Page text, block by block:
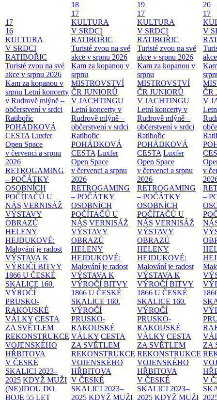
17
16
KULTURA
V SRDCI
RATIBOŘIC
Turisté zvou na své
akce v srpnu 2026
Kam za kopanou v
srpnu Letní koncerty
v Rudrově mlýně –
občerstvení v srdci
Ratibořic
POHÁDKOVÁ
CESTA Luxfer
Open Space
v červenci a srpnu
2026
RETROGAMING
– POČÁTKY
OSOBNÍCH
POČÍTAČŮ U
NÁS VERNISÁŽ
VÝSTAVY
OBRAZŮ
HELENY
HEJDUKOVÉ:
Malování je radost
VÝSTAVA K
VÝROČÍ BITVY
1866 U ČESKÉ
SKALICE 160.
VÝROČÍ
PRUSKO-
RAKOUSKÉ
VÁLKY CESTA
ZA SVĚTLEM
REKONSTRUKCE
VOJENSKÉHO
HŘBITOVA
V ČESKÉ
SKALICI 2023–
2025 KDYŽ MUŽI
(NE)JDOU DO
BOJE 55 LET
18
17
KULTURA
V SRDCI
RATIBOŘIC
Turisté zvou na své
akce v srpnu 2026
Kam za kopanou v
srpnu
MISTROVSTVÍ
ČR JUNIORŮ
V JACHTINGU
Letní koncerty v
Rudrově mlýně –
občerstvení v srdci
Ratibořic
POHÁDKOVÁ
CESTA Luxfer
Open Space
v červenci a srpnu
2026
RETROGAMING
– POČÁTKY
OSOBNÍCH
POČÍTAČŮ U
NÁS VERNISÁŽ
VÝSTAVY
OBRAZŮ
HELENY
HEJDUKOVÉ:
Malování je radost
VÝSTAVA K
VÝROČÍ BITVY
1866 U ČESKÉ
SKALICE 160.
VÝROČÍ
PRUSKO-
RAKOUSKÉ
VÁLKY CESTA
ZA SVĚTLEM
REKONSTRUKCE
VOJENSKÉHO
HŘBITOVA
V ČESKÉ
SKALICI 2023–
2025 KDYŽ MUŽI
19
17
KULTURA
V SRDCI
RATIBOŘIC
Turisté zvou na své
akce v srpnu 2026
Kam za kopanou v
srpnu
MISTROVSTVÍ
ČR JUNIORŮ
V JACHTINGU
Letní koncerty v
Rudrově mlýně –
občerstvení v srdci
Ratibořic
POHÁDKOVÁ
CESTA Luxfer
Open Space
v červenci a srpnu
2026
RETROGAMING
– POČÁTKY
OSOBNÍCH
POČÍTAČŮ U
NÁS VERNISÁŽ
VÝSTAVY
OBRAZŮ
HELENY
HEJDUKOVÉ:
Malování je radost
VÝSTAVA K
VÝROČÍ BITVY
1866 U ČESKÉ
SKALICE 160.
VÝROČÍ
PRUSKO-
RAKOUSKÉ
VÁLKY CESTA
ZA SVĚTLEM
REKONSTRUKCE
VOJENSKÉHO
HŘBITOVA
V ČESKÉ
SKALICI 2023–
2025 KDYŽ MUŽI
20
17
V
ČR
V
v
–
ZA
V